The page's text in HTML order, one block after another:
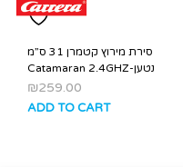
סירת מירוץ קטמרן 31 ס”מ
Catamaran 2.4GHZ-נטען
₪259.00
ADD TO CART